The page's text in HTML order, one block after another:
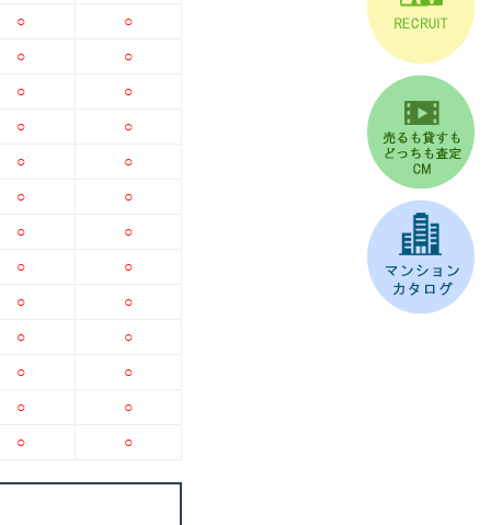
○
○
○
○
○
○
○
○
○
○
○
○
○
○
○
○
○
○
○
○
○
○
○
○
○
○